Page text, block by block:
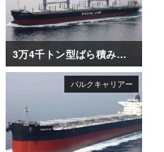
3万4千トン型ばら積み運搬船「DAIWAN INFINITY」